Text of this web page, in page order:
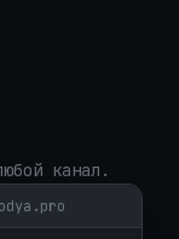
канал.